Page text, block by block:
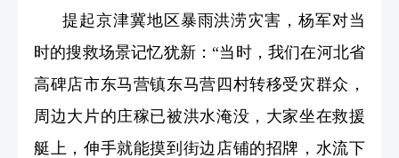
提起京津冀地区暴雨洪涝灾害，杨军对当
时的搜救场景记忆犹新：“当时，我们在河北省
高碑店市东马营镇东马营四村转移受灾群众，
周边大片的庄稼已被洪水淹没，大家坐在救援
艇上，伸手就能摸到街边店铺的招牌，水流下